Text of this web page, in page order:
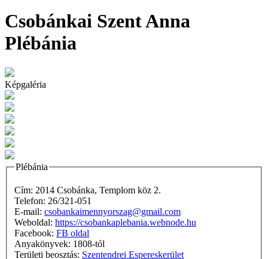
Csobánkai Szent Anna
Plébánia
Képgaléria
Plébánia
Cím: 2014 Csobánka, Templom köz 2.
Telefon: 26/321-051
E-mail: csobankaimennyorszag@gmail.com
Weboldal: https://csobankaplebania.webnode.hu
Facebook: FB oldal
Anyakönyvek: 1808-tól
Területi beosztás: Szentendrei Espereskerület